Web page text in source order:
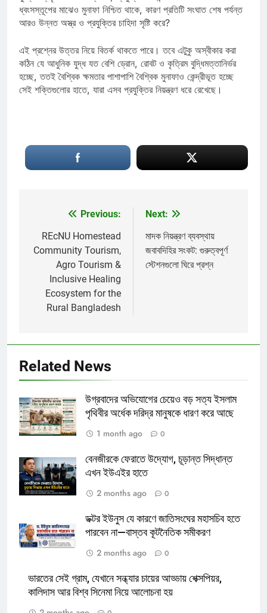
ধ্বংসস্তূপের মাঝেও মুনাফা নিশ্চিত থাকে, কারণ প্রতিটি সংঘাত শেষ পর্যন্ত
আরও উন্নত অস্ত্র ও প্রযুক্তির চাহিদা সৃষ্টি করে?
এই প্রশ্নের উত্তর নিয়ে বিতর্ক থাকতে পারে। তবে এটুকু অস্বীকার করা
কঠিন যে আধুনিক যুদ্ধ যত বেশি ড্রোন, রোবট ও কৃত্রিম বুদ্ধিমত্তানির্ভর
হচ্ছে, ততই বৈশ্বিক ক্ষমতার পাশাপাশি বৈশ্বিক মুনাফাও কেন্দ্রীভূত হচ্ছে
সেই শক্তিগুলোর হাতে, যারা এসব প্রযুক্তির নিয়ন্ত্রণ ধরে রেখেছে।
navigation
Previous:
REcNU Homestead
Community Tourism,
Agro Tourism &
Inclusive Healing
Ecosystem for the
Rural Bangladesh
Next:
মাদক নিয়ন্ত্রণ ব্যবস্থায়
জবাবদিহির সংকট: গুরুত্বপূর্ণ
স্টেশনগুলো ঘিরে প্রশ্ন
Related News
উগ্রবাদের অভিযোগের চেয়েও বড় সত্য ইসলাম
পৃথিবীর অর্ধেক দরিদ্র মানুষকে ধারণ করে আছে
1 month ago
0
বেনজীরকে ফেরাতে উদ্যোগ, চূড়ান্ত সিদ্ধান্ত
এখন ইউএইর হাতে
2 months ago
0
ডক্টর ইউনুস যে কারণে জাতিসংঘের মহাসচিব হতে
পারবেন না—বাস্তব কূটনৈতিক সমীকরণ
2 months ago
0
ভারতের সেই গ্রাম, যেখানে সন্ধ্যার চায়ের আড্ডায় শেক্সপিয়র,
কালিদাস আর বিশ্ব সিনেমা নিয়ে আলোচনা হয়